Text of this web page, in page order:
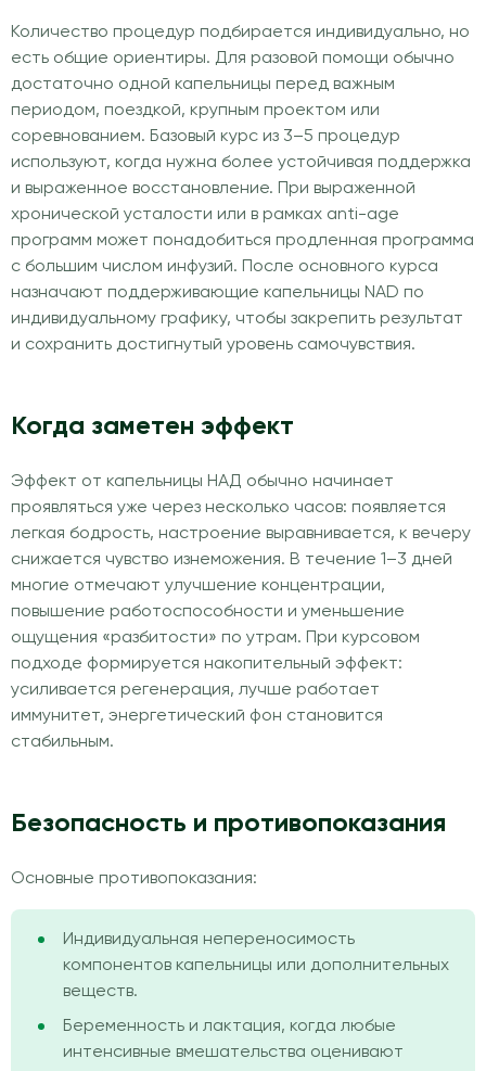
Количество процедур подбирается индивидуально, но
есть общие ориентиры. Для разовой помощи обычно
достаточно одной капельницы перед важным
периодом, поездкой, крупным проектом или
соревнованием. Базовый курс из 3–5 процедур
используют, когда нужна более устойчивая поддержка
и выраженное восстановление. При выраженной
хронической усталости или в рамках anti-age
программ может понадобиться продленная программа
с большим числом инфузий. После основного курса
назначают поддерживающие капельницы NAD по
индивидуальному графику, чтобы закрепить результат
и сохранить достигнутый уровень самочувствия.
Когда заметен эффект
Эффект от капельницы НАД обычно начинает
проявляться уже через несколько часов: появляется
легкая бодрость, настроение выравнивается, к вечеру
снижается чувство изнеможения. В течение 1–3 дней
многие отмечают улучшение концентрации,
повышение работоспособности и уменьшение
ощущения «разбитости» по утрам. При курсовом
подходе формируется накопительный эффект:
усиливается регенерация, лучше работает
иммунитет, энергетический фон становится
стабильным.
Безопасность и противопоказания
Основные противопоказания:
Индивидуальная непереносимость
компонентов капельницы или дополнительных
веществ.
Беременность и лактация, когда любые
интенсивные вмешательства оценивают